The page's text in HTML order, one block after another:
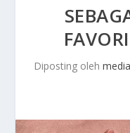
Diposting oleh